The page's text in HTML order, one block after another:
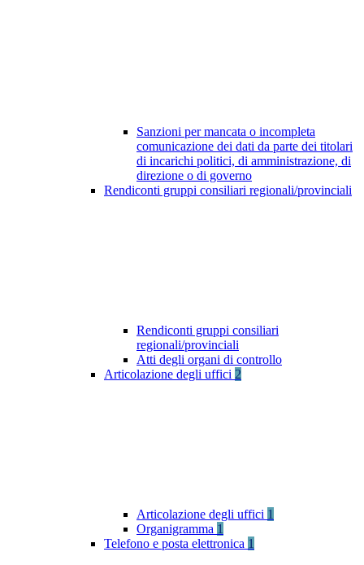
Sanzioni per mancata o incompleta
comunicazione dei dati da parte dei titolari
di incarichi politici, di amministrazione, di
direzione o di governo
Rendiconti gruppi consiliari regionali/provinciali
Rendiconti gruppi consiliari
regionali/provinciali
Atti degli organi di controllo
Articolazione degli uffici 2
Articolazione degli uffici 1
Organigramma 1
Telefono e posta elettronica 1